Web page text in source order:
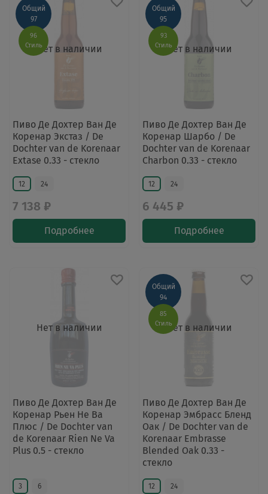
Общий
97
96
СтильНет в наличии
Пиво Де Дохтер Ван Де
Коренар Экстаз / De
Dochter van de Korenaar
Extase 0.33 - стекло
12 24
7 138 ₽
Подробнее
Общий
95
93
СтильНет в наличии
Пиво Де Дохтер Ван Де
Коренар Шарбо / De
Dochter van de Korenaar
Charbon 0.33 - стекло
12 24
6 445 ₽
Подробнее
Нет в наличии
Пиво Де Дохтер Ван Де
Коренар Рьен Не Ва
Плюс / De Dochter van
de Korenaar Rien Ne Va
Plus 0.5 - стекло
3 6
Общий
94
85
СтильНет в наличии
Пиво Де Дохтер Ван Де
Коренар Эмбрасс Бленд
Оак / De Dochter van de
Korenaar Embrasse
Blended Oak 0.33 -
стекло
12 24